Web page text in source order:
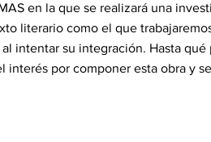
en la que se realizará una
literario como el que
intentar su integración. Hasta
por componer esta obra y